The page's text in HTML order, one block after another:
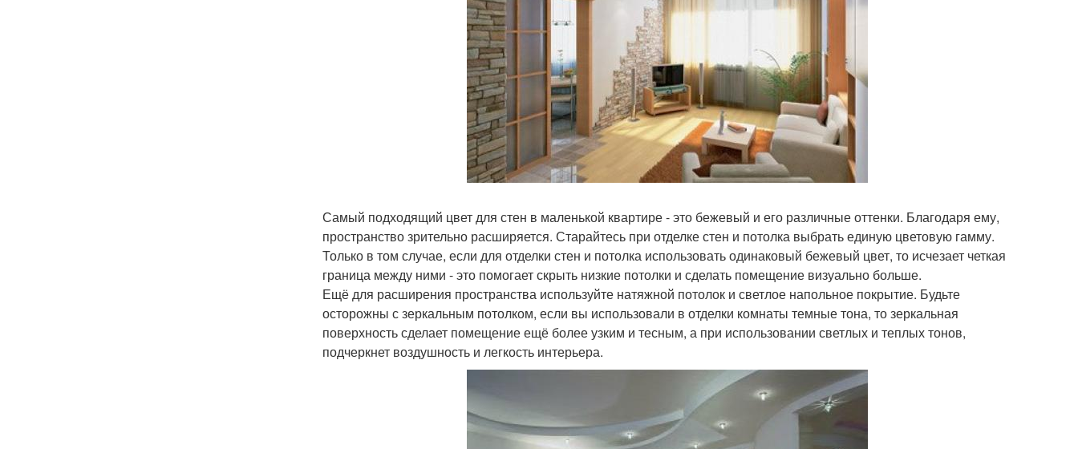
Самый подходящий цвет для стен в маленькой квартире - это бежевый и его различные оттенки. Благодаря ему,
пространство зрительно расширяется. Старайтесь при отделке стен и потолка выбрать единую цветовую гамму.
Только в том случае, если для отделки стен и потолка использовать одинаковый бежевый цвет, то исчезает четкая
граница между ними - это помогает скрыть низкие потолки и сделать помещение визуально больше.
Ещё для расширения пространства используйте натяжной потолок и светлое напольное покрытие. Будьте
осторожны с зеркальным потолком, если вы использовали в отделки комнаты темные тона, то зеркальная
поверхность сделает помещение ещё более узким и тесным, а при использовании светлых и теплых тонов,
подчеркнет воздушность и легкость интерьера.